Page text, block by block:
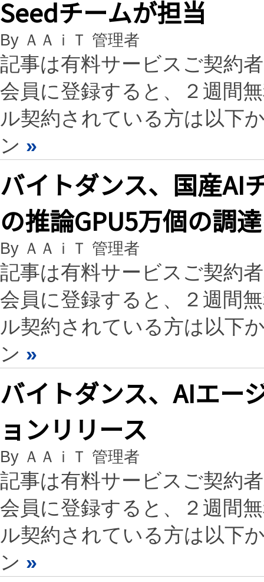
Seedチームが担当
By ＡＡｉＴ 管理者
記事は有料サービスご契約
会員に登録すると、２週間
ル契約されている方は以下
ン »
バイトダンス、国産
の推論GPU5万個の調
By ＡＡｉＴ 管理者
記事は有料サービスご契約
会員に登録すると、２週間
ル契約されている方は以下
ン »
バイトダンス、AIエー
ョンリリース
By ＡＡｉＴ 管理者
記事は有料サービスご契約
会員に登録すると、２週間
ル契約されている方は以下
ン »